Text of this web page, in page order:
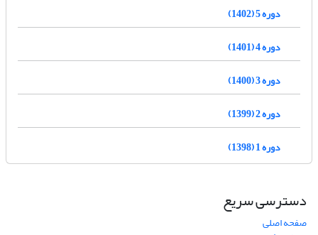
دوره 5 (1402)
دوره 4 (1401)
دوره 3 (1400)
دوره 2 (1399)
دوره 1 (1398)
دسترسی سریع
صفحه اصلی